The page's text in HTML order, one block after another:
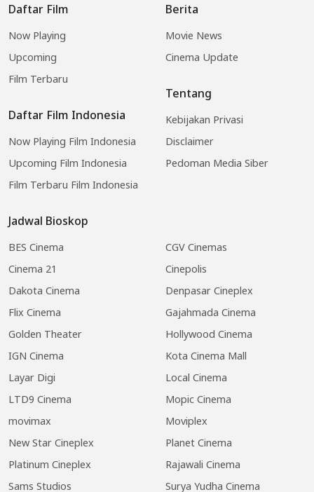
Daftar Film
Now Playing
Upcoming
Film Terbaru
Daftar Film Indonesia
Now Playing Film Indonesia
Upcoming Film Indonesia
Film Terbaru Film Indonesia
Jadwal Bioskop
BES Cinema
CGV Cinemas
Cinema 21
Cinepolis
Dakota Cinema
Denpasar Cineplex
Flix Cinema
Gajahmada Cinema
Golden Theater
Hollywood Cinema
IGN Cinema
Kota Cinema Mall
Layar Digi
Local Cinema
LTD9 Cinema
Mopic Cinema
movimax
Moviplex
New Star Cineplex
Planet Cinema
Platinum Cineplex
Rajawali Cinema
Sams Studios
Surya Yudha Cinema
Berita
Movie News
Cinema Update
Tentang
Kebijakan Privasi
Disclaimer
Pedoman Media Siber